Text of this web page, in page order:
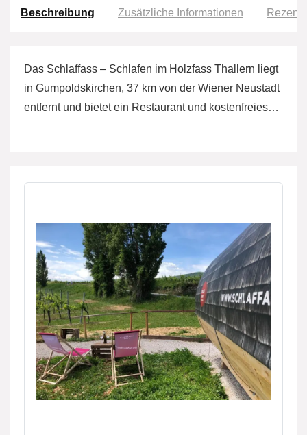
Beschreibung Zusätzliche Informationen
Das Schlaffass – Schlafen im Holzfass Thallern liegt
in Gumpoldskirchen, 37 km von der Wiener Neustadt
entfernt und bietet ein Restaurant und kostenfreies…